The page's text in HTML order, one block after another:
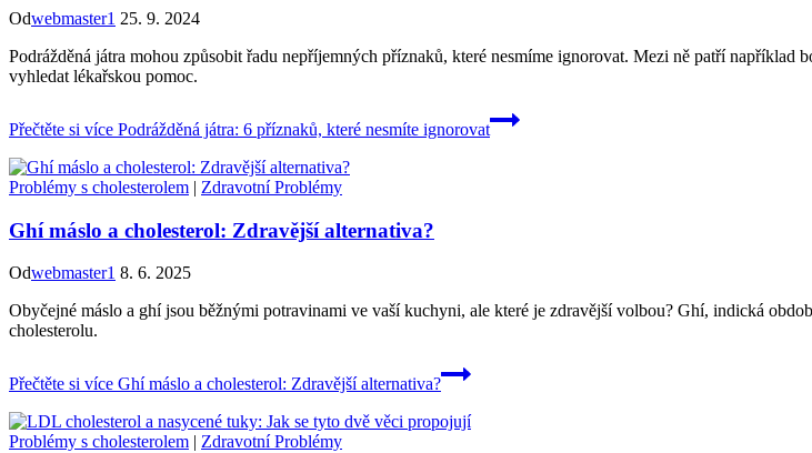
Odwebmaster1 25. 9. 2024
Podrážděná játra mohou způsobit řadu nepříjemných příznaků, které nesmíme ignorovat. Mezi ně patří
vyhledat lékařskou pomoc.
Přečtěte si více Podrážděná játra: 6 příznaků, které nesmíte ignorovat
Problémy s cholesterolem | Zdravotní Problémy
Ghí máslo a cholesterol: Zdravější alternativa?
Odwebmaster1 8. 6. 2025
Obyčejné máslo a ghí jsou běžnými potravinami ve vaší kuchyni, ale které je zdravější volbou? Ghí, indická
cholesterolu.
Přečtěte si více Ghí máslo a cholesterol: Zdravější alternativa?
Problémy s cholesterolem | Zdravotní Problémy